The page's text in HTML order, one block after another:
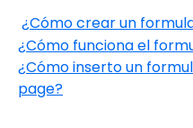
¿Cómo crear un
¿Cómo funciona el
¿Cómo inserto un
page?